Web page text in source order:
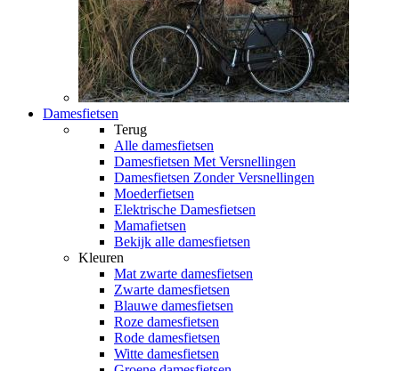
Damesfietsen
Terug
Alle damesfietsen
Damesfietsen Met Versnellingen
Damesfietsen Zonder Versnellingen
Moederfietsen
Elektrische Damesfietsen
Mamafietsen
Bekijk alle damesfietsen
Kleuren
Mat zwarte damesfietsen
Zwarte damesfietsen
Blauwe damesfietsen
Roze damesfietsen
Rode damesfietsen
Witte damesfietsen